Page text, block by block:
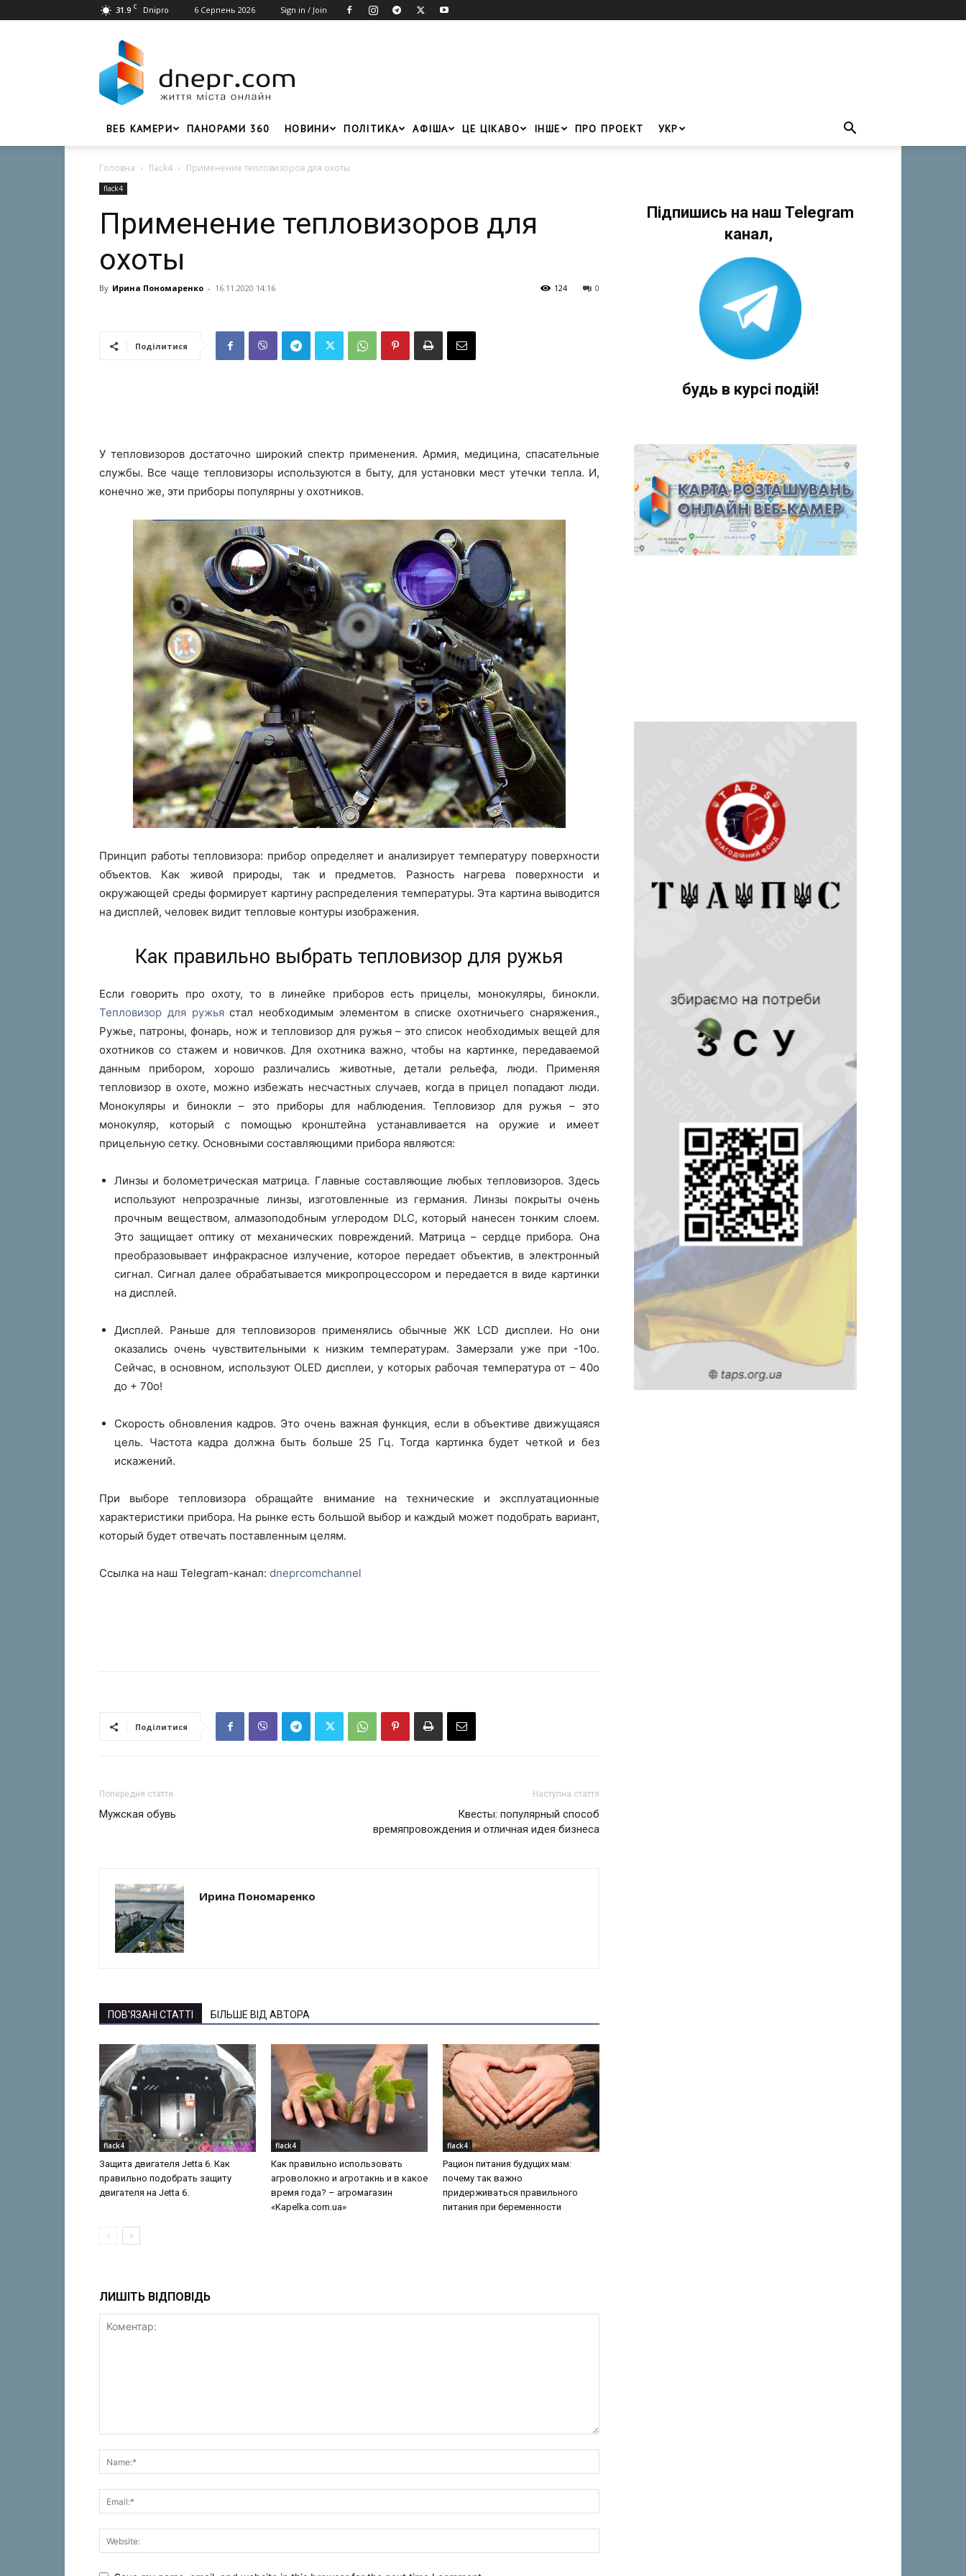
31.9 C Dnipro 6 Серпень 2026 Sign in / Join
Головний
портал
Дніпра
ВЕБ КАМЕРИ ПАНОРАМИ 360 НОВИНИ ПОЛІТИКА АФІША ЦЕ ЦІКАВО ІНШЕ ПРО ПРОЕКТ УКР
Головна flack4 Применение тепловизоров для охоты
flack4
Применение тепловизоров для
охоты
By Ирина Пономаренко - 16.11.2020 14:16 0
124
Поділитися
У тепловизоров достаточно широкий спектр применения. Армия, медицина, спасательные
службы. Все чаще тепловизоры используются в быту, для установки мест утечки тепла. И,
конечно же, эти приборы популярны у охотников.
Принцип работы тепловизора: прибор определяет и анализирует температуру поверхности
объектов. Как живой природы, так и предметов. Разность нагрева поверхности и
окружающей среды формирует картину распределения температуры. Эта картина выводится
на дисплей, человек видит тепловые контуры изображения.
Как правильно выбрать тепловизор для ружья
Если говорить про охоту, то в линейке приборов есть прицелы, монокуляры, бинокли.
Тепловизор для ружьястал необходимым элементом в списке охотничьего снаряжения.,
Ружье, патроны, фонарь, нож и тепловизор для ружья – это список необходимых вещей для
охотников со стажем и новичков. Для охотника важно, чтобы на картинке, передаваемой
данным прибором, хорошо различались животные, детали рельефа, люди. Применяя
тепловизор в охоте, можно избежать несчастных случаев, когда в прицел попадают люди.
Монокуляры и бинокли – это приборы для наблюдения. Тепловизор для ружья – это
монокуляр, который с помощью кронштейна устанавливается на оружие и имеет
прицельную сетку. Основными составляющими прибора являются:
Линзы и болометрическая матрица. Главные составляющие любых тепловизоров. Здесь
используют непрозрачные линзы, изготовленные из германия. Линзы покрыты очень
прочным веществом, алмазоподобным углеродом DLC, который нанесен тонким слоем.
Это защищает оптику от механических повреждений. Матрица – сердце прибора. Она
преобразовывает инфракрасное излучение, которое передает объектив, в электронный
сигнал. Сигнал далее обрабатывается микропроцессором и передается в виде картинки
на дисплей.
Дисплей. Раньше для тепловизоров применялись обычные ЖК LCD дисплеи. Но они
оказались очень чувствительными к низким температурам. Замерзали уже при -10о.
Сейчас, в основном, используют OLED дисплеи, у которых рабочая температура от – 40о
до + 70о!
Скорость обновления кадров. Это очень важная функция, если в объективе движущаяся
цель. Частота кадра должна быть больше 25 Гц. Тогда картинка будет четкой и без
искажений.
При выборе тепловизора обращайте внимание на технические и эксплуатационные
характеристики прибора. На рынке есть большой выбор и каждый может подобрать вариант,
который будет отвечать поставленным целям.
Ссылка на наш Telegram-канал: dneprcomchannel
Поділитися
Попередня стаття
Мужская обувь
Наступна стаття
Квесты: популярный способ
времяпровождения и отличная идея бизнеса
Ирина Пономаренко
ПОВ'ЯЗАНІ СТАТТІ БІЛЬШЕ ВІД АВТОРА
flack4
Защита двигателя Jetta 6. Как
правильно подобрать защиту
двигателя на Jetta 6.
flack4
Как правильно использовать
агроволокно и агротакнь и в какое
время года? – агромагазин
«Kapelka.com.ua»
flack4
Рацион питания будущих мам:
почему так важно
придерживаться правильного
питания при беременности
ЛИШІТЬ ВІДПОВІДЬ
Підпишись на наш Telegram
канал,
будь в курсі подій!